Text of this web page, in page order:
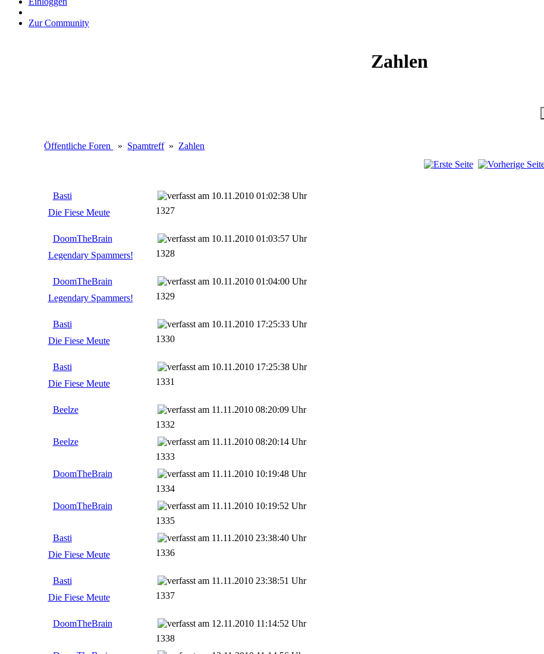
Zur Community
Zahlen
Öffentliche Foren » Spamtreff» Zahlen
Basti 10.11.2010 01:02:38 Uhr
Die Fiese Meute
1327
DoomTheBrain 10.11.2010 01:03:57 Uhr
Legendary Spammers!
1328
DoomTheBrain 10.11.2010 01:04:00 Uhr
Legendary Spammers!
1329
Basti 10.11.2010 17:25:33 Uhr
Die Fiese Meute
1330
Basti 10.11.2010 17:25:38 Uhr
Die Fiese Meute
1331
Beelze 11.11.2010 08:20:09 Uhr
1332
Beelze
11.11.2010 08:20:14 Uhr
1333
DoomTheBrain
11.11.2010 10:19:48 Uhr
1334
DoomTheBrain
11.11.2010 10:19:52 Uhr
1335
Basti
11.11.2010 23:38:40 Uhr
Die Fiese Meute
1336
Basti 11.11.2010 23:38:51 Uhr
Die Fiese Meute
1337
DoomTheBrain 12.11.2010 11:14:52 Uhr
1338